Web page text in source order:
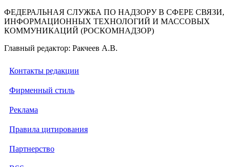
ФЕДЕРАЛЬНАЯ СЛУЖБА ПО НАДЗОРУ В СФЕРЕ СВЯЗИ,
ИНФОРМАЦИОННЫХ ТЕХНОЛОГИЙ И МАССОВЫХ
КОММУНИКАЦИЙ (РОСКОМНАДЗОР)
Главный редактор: Ракчеев А.В.
Контакты редакции
Фирменный стиль
Реклама
Правила цитирования
Партнерство